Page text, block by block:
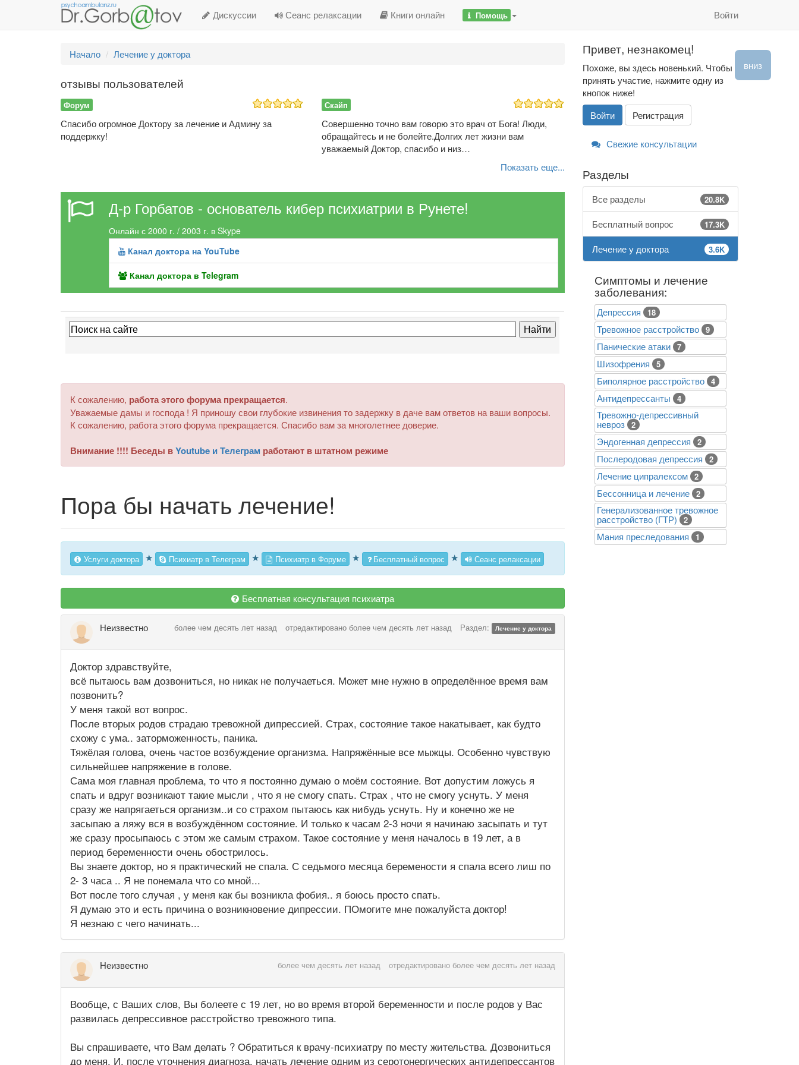
Дискуссии Сеанс релаксации Книги онлайн Помощь Войти
Начало Лечение у доктора
отзывы пользователей
Форум
Спасибо огромное Доктору за лечение и Админу за
поддержку!
Скайп
Совершенно точно вам говорю это врач от Бога! Люди,
обращайтесь и не болейте.Долгих лет жизни вам
уважаемый Доктор, спасибо и низ…
Показать еще...
Д-р Горбатов - основатель кибер психиатрии в Рунете!
Онлайн с 2000 г. / 2003 г. в Skype
Канал доктора на YouTube
Канал доктора в Telegram
К сожалению, работа этого форума прекращается.
Уважаемые дамы и господа ! Я приношу свои глубокие извинения то задержку в даче вам ответов на ваши вопросы.
К сожалению, работа этого форума прекращается. Спасибо вам за многолетнее доверие.
Внимание !!!! Беседы вYoutube и Телеграм работают в штатном режиме
Пора бы начать лечение!
вниз
Услуги доктора ★ Психиатр в Телеграм ★ Психиатр в Форуме ★ Бесплатный вопрос ★ Сеанс релаксации
Бесплатная консультация психиатра
Неизвестно более чем десять лет назад отредактировано более чем десять лет назад Раздел: Лечение у доктора
Доктор здравствуйте,
всё пытаюсь вам дозвониться, но никак не получаеться. Может мне нужно в определённое время вам
позвонить?
У меня такой вот вопрос.
После вторых родов страдаю тревожной дипрессией. Страх, состояние такое накатывает, как будто
схожу с ума.. заторможенность, паника.
Тяжёлая голова, очень частое возбуждение организма. Напряжённые все мыжцы. Особенно чувствую
сильнейшее напряжение в голове.
Сама моя главная проблема, то что я постоянно думаю о моём состояние. Вот допустим ложусь я
спать и вдруг возникают такие мысли , что я не смогу спать. Страх , что не смогу уснуть. У меня
сразу же напрягаеться организм..и со страхом пытаюсь как нибудь уснуть. Ну и конечно же не
засыпаю а ляжу вся в возбуждённом состояние. И только к часам 2-3 ночи я начинаю засыпать и тут
же сразу просыпаюсь с этом же самым страхом. Такое состояние у меня началось в 19 лет, а в
период беременности очень обострилось.
Вы знаете доктор, но я практический не спала. С седьмого месяца беремености я спала всего лиш по
2- 3 часа .. Я не понемала что со мной...
Вот после того случая , у меня как бы возникла фобия.. я боюсь просто спать.
Я думаю это и есть причина о возникновение дипрессии. ПОмогите мне пожалуйста доктор!
Я незнаю с чего начинать...
Неизвестно более чем десять лет назад отредактировано более чем десять лет назад
Вообще, с Ваших слов, Вы болеете с 19 лет, но во время второй беременности и после родов у Вас
развилась депрессивное расстройство тревожного типа.
Вы спрашиваете, что Вам делать ? Обратиться к врачу-психиатру по месту жительства. Дозвониться
до меня. И, после уточнения диагноза, начать лечение одним из серотонергических антидепрессантов
Привет, незнакомец!
Похоже, вы здесь новенький. Чтобы
принять участие, нажмите одну из
кнопок ниже!
Войти
Регистрация
Свежие консультации
Разделы
Все разделы 20.8K
Бесплатный вопрос 17.3K
Лечение у доктора 3.6K
Симптомы и лечение
заболевания:
Депрессия 18
Тревожное расстройство 9
Панические атаки 7
Шизофрения 5
Биполярное расстройство 4
Антидепрессанты 4
Тревожно-депрессивный
невроз 2
Эндогенная депрессия 2
Послеродовая депрессия 2
Лечение ципралексом 2
Бессонница и лечение 2
Генерализованное тревожное
расстройство (ГТР) 2
Mания преследования 1